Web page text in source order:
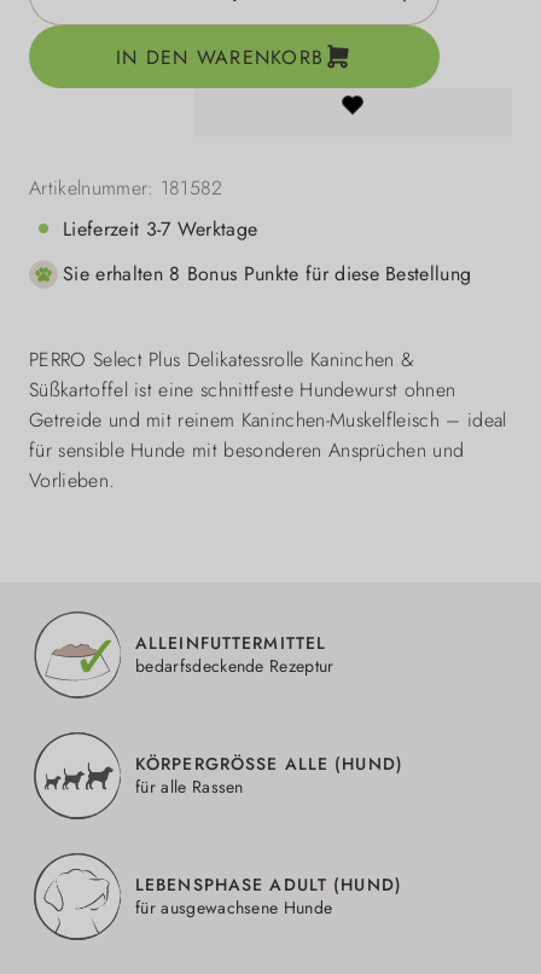
IN DEN WARENKORB
Artikelnummer: 181582
Lieferzeit 3-7 Werktage
Sie erhalten 8 Bonus Punkte für diese Bestellung
PERRO Select Plus Delikatessrolle Kaninchen &
Süßkartoffel ist eine schnittfeste Hundewurst ohnen
Getreide und mit reinem Kaninchen-Muskelfleisch – ideal
für sensible Hunde mit besonderen Ansprüchen und
Vorlieben.
ALLEINFUTTERMITTEL
bedarfsdeckende Rezeptur
KÖRPERGRÖSSE ALLE (HUND)
für alle Rassen
LEBENSPHASE ADULT (HUND)
für ausgewachsene Hunde